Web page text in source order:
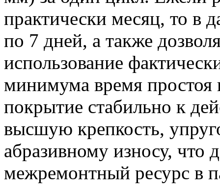
практически месяц, то в
по 7 дней, а также
использование
минимума время простоя
покрытие стабильно к
высшую крепкость,
абразивному износу, что
межремонтный ресурс в